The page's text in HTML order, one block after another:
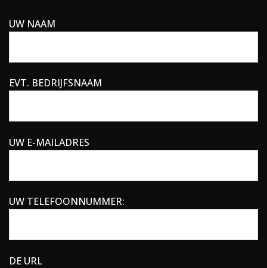
UW NAAM
EVT. BEDRIJFSNAAM
UW E-MAILADRES
UW TELEFOONNUMMER:
DE URL